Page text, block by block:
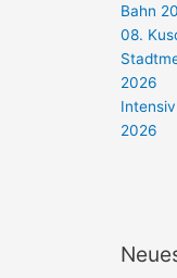
Bahn
08.
2026
2026